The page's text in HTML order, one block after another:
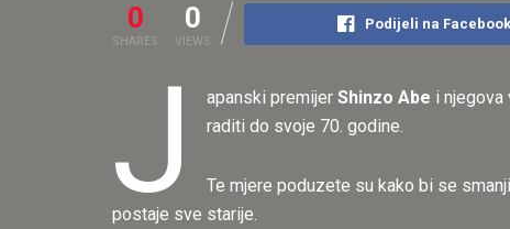
0
SHARES
0
VIEWS
Podijeli na
J apanski premijerShinzo Abe i njegova
raditi do svoje 70. godine.
Te mjere poduzete su kako bi se
postaje sve starije.